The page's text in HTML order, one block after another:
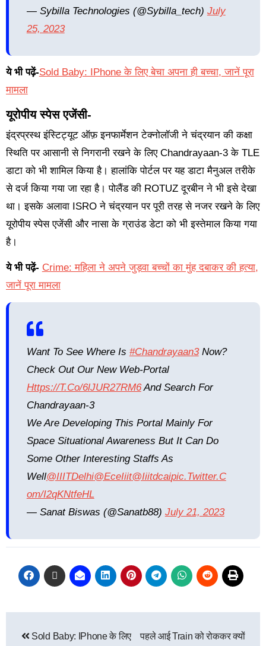
— Sybilla Technologies (@sybilla_tech) July
25, 2023
ये भी पढ़ें-Sold Baby: IPhone के लिए बेचा अपना ही बच्चा, जानें पूरा
मामला
यूरोपीय स्पेस एजेंसी-
इंद्रप्रस्थ इंस्टिट्यूट ऑफ़ इनफार्मेशन टेक्नोलॉजी ने चंद्रयान की कक्षा
स्थिति पर आसानी से निगरानी रखने के लिए Chandrayaan-3 के TLE
डाटा को भी शामिल किया है। हालांकि पोर्टल पर यह डाटा मैनुअल तरीके
से दर्ज किया गया जा रहा है। पोलैंड की ROTUZ दूरबीन ने भी इसे देखा
था। इसके अलावा ISRO ने चंद्रयान पर पूरी तरह से नजर रखने के लिए
यूरोपीय स्पेस एजेंसी और नासा के ग्राउंड डेटा को भी इस्तेमाल किया गया
है।
ये भी पढ़ें- Crime: महिला ने अपने जुड़वा बच्चों का मुंह दबाकर की हत्या,
जानें पूरा मामला
Want To See Where Is #Chandrayaan3Now?
Check Out Our New Web-Portal
Https://t.co/6lJUR27RM6And Search For
Chandrayaan-3
We Are Developing This Portal Mainly For
Space Situational Awareness But It Can Do
Some Other Interesting Staffs As
Well@IIITDelhi@EceIiit@iiitdcaiPic.twitter.c
Om/I2qKNtfeHL
— Sanat Biswas (@Sanatb88) July 21, 2023
Sold Baby: IPhone के लिए पहले आई Train को रोककर क्यों